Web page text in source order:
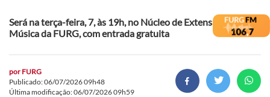
Será na terça-feira, 7, às 19h, no Núcleo de Extensão em
Música da FURG, com entrada gratuita
por FURG
Publicado: 06/07/2026 09h48
Última modificação: 06/07/2026 09h59